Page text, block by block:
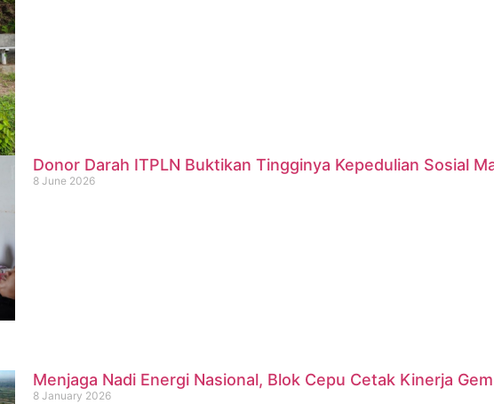
Donor Darah ITPLN Buktikan Tingginya Kepedulian Sosial
8 June 2026
Menjaga Nadi Energi Nasional, Blok Cepu Cetak Kinerja
8 January 2026